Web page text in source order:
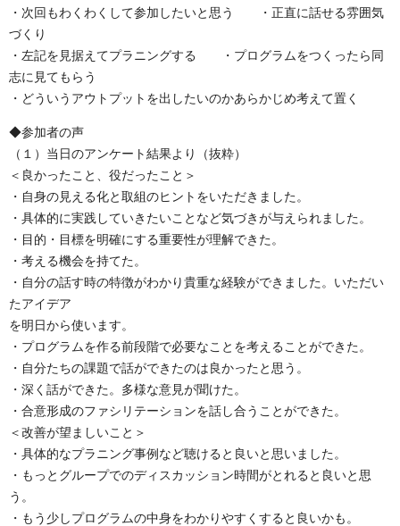
・次回もわくわくして参加したいと思う ・正直に話せる雰囲気
づくり
・左記を見据えてプラニングする ・プログラムをつくったら同
志に見てもらう
・どういうアウトプットを出したいのかあらかじめ考えて置く
◆参加者の声
（１）当日のアンケート結果より（抜粋）
＜良かったこと、役だったこと＞
・自身の見える化と取組のヒントをいただきました。
・具体的に実践していきたいことなど気づきが与えられました。
・目的・目標を明確にする重要性が理解できた。
・考える機会を持てた。
・自分の話す時の特徴がわかり貴重な経験ができました。いただい
たアイデア
を明日から使います。
・プログラムを作る前段階で必要なことを考えることができた。
・自分たちの課題で話ができたのは良かったと思う。
・深く話ができた。多様な意見が聞けた。
・合意形成のファシリテーションを話し合うことができた。
＜改善が望ましいこと＞
・具体的なプラニング事例など聴けると良いと思いました。
・もっとグループでのディスカッション時間がとれると良いと思
う。
・もう少しプログラムの中身をわかりやすくすると良いかも。